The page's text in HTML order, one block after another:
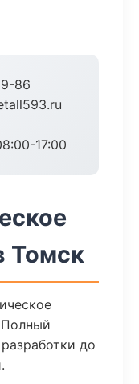
86
17:00
Томск
Полный
до